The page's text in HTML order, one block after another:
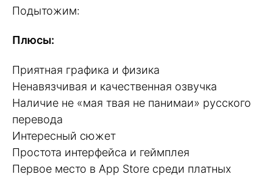
Подытожим:
Плюсы:
Приятная графика и физика
Ненавязчивая и качественная озвучка
Наличие не «мая твая не панимаи» русского
перевода
Интересный сюжет
Простота интерфейса и геймплея
Первое место в App Store среди платных